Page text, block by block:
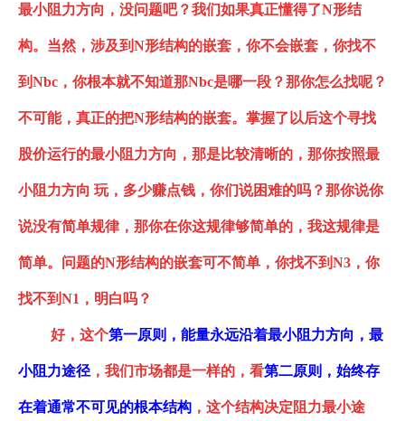
最小阻力方向，没问题吧？我们如果真正懂得了N形结
构。当然，涉及到N形结构的嵌套，你不会嵌套，你找不
到Nbc，你根本就不知道那Nbc是哪一段？那你怎么找呢？
不可能， 真正的把N形结构的嵌套。掌握了以后这个寻找
股价运行的最小阻力方向，那是比较清晰的 ，那你按照最
小阻力方向 玩，多少赚点钱，你们说困难的吗？那你说你
说没有简单规律，那你在你这规律够简单的，我这规律是
简单。问题的N形结构的嵌套可不简单，你找不到N3，你
找不到N1，明白吗？
好，这个第一原则，能量永远沿着最小阻力方向，最
小阻力途径 ，我们市场都是一样的，看第二原则， 始终存
在着通常不可见的根本结构 ，这个结构决定阻力最小途